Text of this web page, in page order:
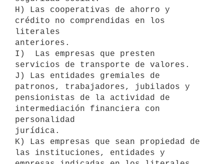
H) Las cooperativas de ahorro y
crédito no comprendidas en los
literales
anteriores.
I)  Las empresas que presten
servicios de transporte de valores.
J) Las entidades gremiales de
patronos, trabajadores, jubilados y
pensionistas de la actividad de
intermediación financiera con
personalidad
jurídica.
K) Las empresas que sean propiedad de
las instituciones, entidades y